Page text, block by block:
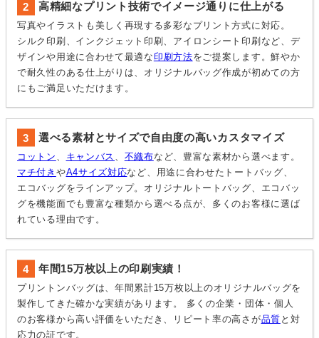
高精細なプリント技術でイメージ通りに仕上がる
写真やイラストも美しく再現する多彩なプリント方式に対応。
シルク印刷、インクジェット印刷、アイロンシート印刷など、デ
ザインや用途に合わせて最適な印刷方法をご提案します。鮮やか
で耐久性のある仕上がりは、オリジナルバッグ作成が初めての方
にもご満足いただけます。
選べる素材とサイズで自由度の高いカスタマイズ
コットン 、 キャンバス 、 不織布など、豊富な素材から選べます。
マチ付き やA4サイズ対応など、用途に合わせたトートバッグ、
エコバッグをラインアップ。オリジナルトートバッグ、エコバッ
グを機能面でも豊富な種類から選べる点が、多くのお客様に選ば
れている理由です。
年間15万枚以上の印刷実績！
プリントンバッグは、年間累計15万枚以上のオリジナルバッグを
製作してきた確かな実績があります。 多くの企業・団体・個人
のお客様から高い評価をいただき、リピート率の高さが品質 と対
応力の証です。